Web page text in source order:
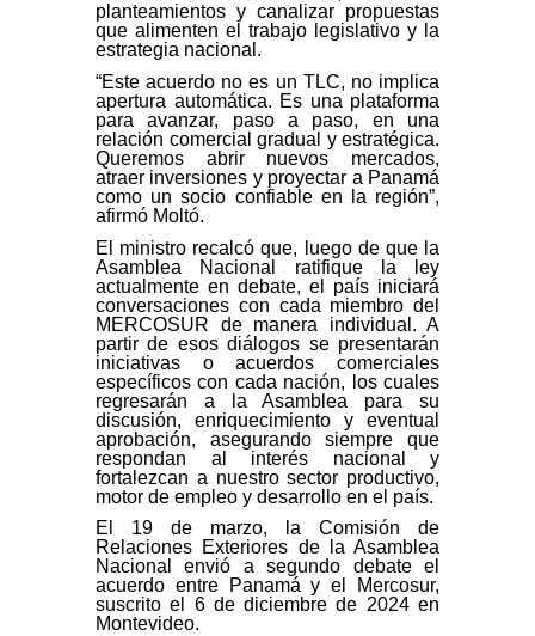
planteamientos y canalizar propuestas
que alimenten el trabajo legislativo y la
estrategia nacional.
“Este acuerdo no es un TLC, no implica
apertura automática. Es una plataforma
para avanzar, paso a paso, en una
relación comercial gradual y estratégica.
Queremos abrir nuevos mercados,
atraer inversiones y proyectar a Panamá
como un socio confiable en la región”,
afirmó Moltó.
El ministro recalcó que, luego de que la
Asamblea Nacional ratifique la ley
actualmente en debate, el país iniciará
conversaciones con cada miembro del
MERCOSUR de manera individual. A
partir de esos diálogos se presentarán
iniciativas o acuerdos comerciales
específicos con cada nación, los cuales
regresarán a la Asamblea para su
discusión, enriquecimiento y eventual
aprobación, asegurando siempre que
respondan al interés nacional y
fortalezcan a nuestro sector productivo,
motor de empleo y desarrollo en el país.
El 19 de marzo, la Comisión de
Relaciones Exteriores de la Asamblea
Nacional envió a segundo debate el
acuerdo entre Panamá y el Mercosur,
suscrito el 6 de diciembre de 2024 en
Montevideo.